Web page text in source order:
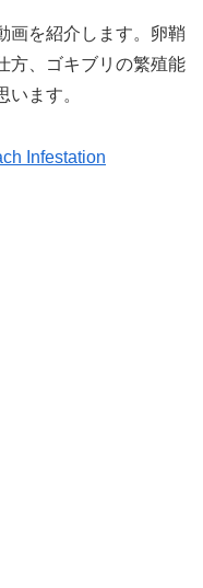
画を紹介します。卵鞘
方、ゴキブリの繁殖能
ます。
Infestation